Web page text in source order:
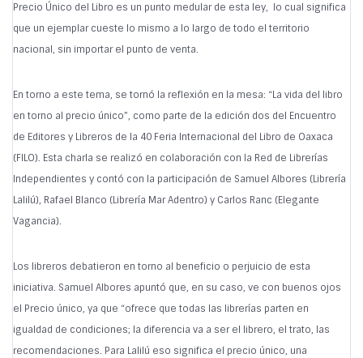
Precio Único del Libro es un punto medular de esta ley, lo cual significa
que un ejemplar cueste lo mismo a lo largo de todo el territorio
nacional, sin importar el punto de venta.
En torno a este tema, se tornó la reflexión en la mesa: “La vida del libro
en torno al precio único”, como parte de la edición dos del Encuentro
de Editores y Libreros de la 40 Feria Internacional del Libro de Oaxaca
(FILO). Esta charla se realizó en colaboración con la Red de Librerías
Independientes y contó con la participación de Samuel Albores (Librería
Lalilú), Rafael Blanco (Librería Mar Adentro) y Carlos Ranc (Elegante
Vagancia).
Los libreros debatieron en torno al beneficio o perjuicio de esta
iniciativa. Samuel Albores apuntó que, en su caso, ve con buenos ojos
el Precio único, ya que “ofrece que todas las librerías parten en
igualdad de condiciones; la diferencia va a ser el librero, el trato, las
recomendaciones. Para Lalilú eso significa el precio único, una